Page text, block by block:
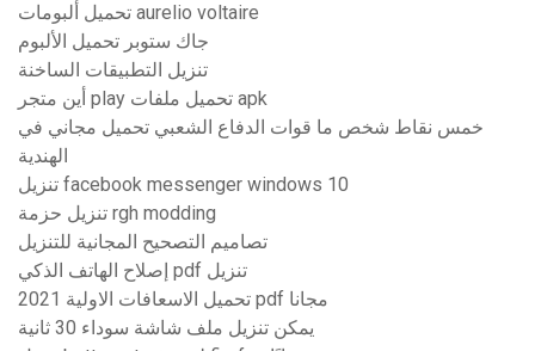
تحميل ألبومات aurelio voltaire
جاك ستوبر تحميل الألبوم
تنزيل التطبيقات الساخنة
أين متجر play تحميل ملفات apk
خمس نقاط شخص ما قوات الدفاع الشعبي تحميل مجاني في
الهندية
تنزيل facebook messenger windows 10
تنزيل حزمة rgh modding
تصاميم التصحيح المجانية للتنزيل
إصلاح الهاتف الذكي pdf تنزيل
تحميل الاسعافات الاولية 2021 pdf مجانا
يمكن تنزيل ملف شاشة سوداء 30 ثانية